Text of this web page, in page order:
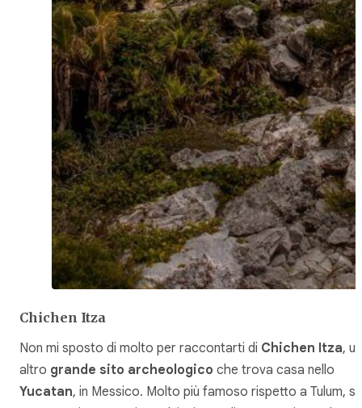
Chichen Itza
Non mi sposto di molto per raccontarti di Chichen Itza, un
altro grande sito archeologico che trova casa nello
Yucatan, in Messico. Molto più famoso rispetto a Tulum, si